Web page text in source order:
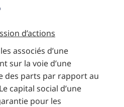
d’actions
associés d’une
sur la voie d’une
des parts par rapport au
capital social d’une
pour les